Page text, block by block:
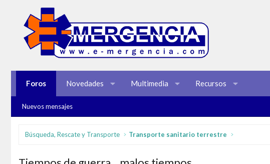
Foros Novedades Multimedia Recursos
Nuevos mensajes
Búsqueda, Rescate y Transporte Transporte sanitario terrestre